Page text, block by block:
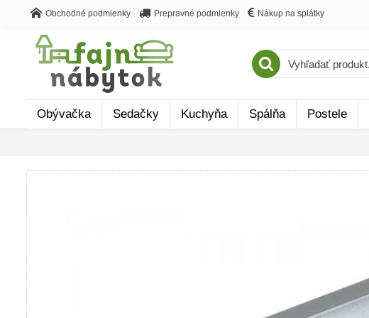
Obchodné podmienky Prepravné podmienky Nákup na splátky
Obývačka Sedačky Kuchyňa Spálňa Postele